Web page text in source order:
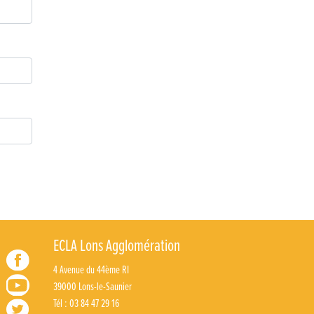
ECLA Lons Agglomération
4 Avenue du 44ème RI
39000 Lons-le-Saunier
Tél : 03 84 47 29 16